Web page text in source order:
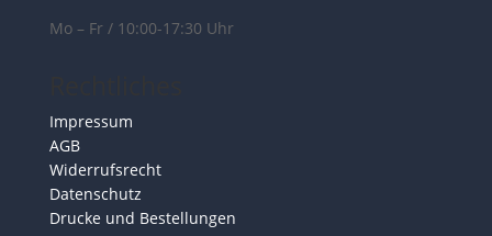
Mo – Fr / 10:00-17:30 Uhr
Impressum
AGB
Widerrufsrecht
Datenschutz
Drucke und Bestellungen